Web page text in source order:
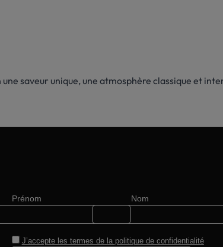
saveur unique, une atmosphère classique et
Prénom Nom
J’accepte les termes de la politique de confidentialité